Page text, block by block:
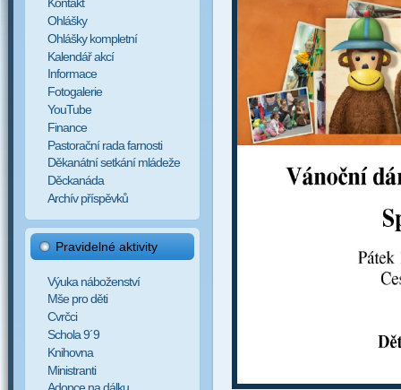
Ohlášky
Ohlášky kompletní
Kalendář akcí
Informace
Fotogalerie
YouTube
Finance
Pastorační rada farnosti
Děkanátní setkání mládeže
Děckanáda
Archív příspěvků
Pravidelné aktivity
Výuka náboženství
Mše pro děti
Cvrčci
Schola 9´9
Knihovna
Ministranti